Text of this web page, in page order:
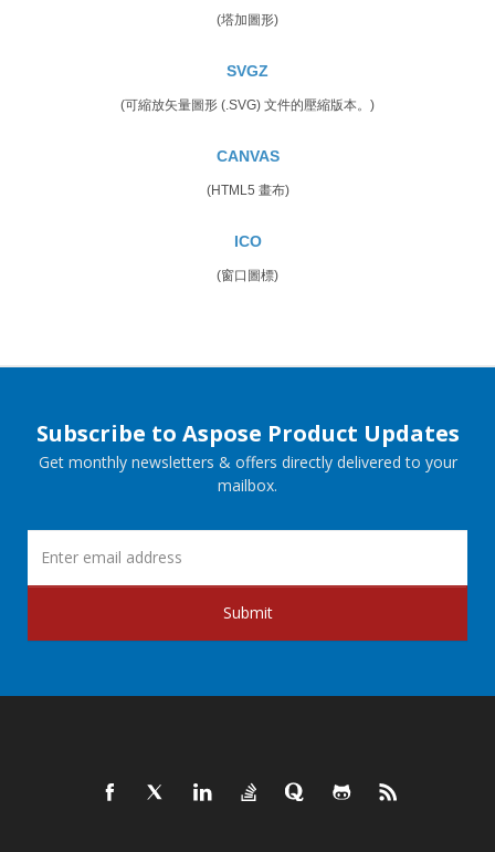
(塔加圖形)
SVGZ
(可縮放矢量圖形 (.SVG) 文件的壓縮版本。)
CANVAS
(HTML5 畫布)
ICO
(窗口圖標)
Subscribe to Aspose Product Updates
Get monthly newsletters & offers directly delivered to your
mailbox.
Submit